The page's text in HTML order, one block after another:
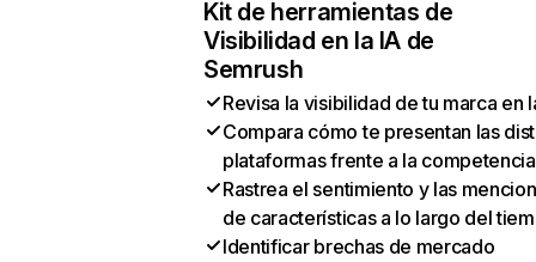
Kit de herramientas de
Visibilidad en la IA de
Semrush
Revisa la visibilidad de tu marca en
Compara cómo te presentan las
plataformas frente a la competencia
Rastrea el sentimiento y las
de características a lo largo del
Identificar brechas de mercado